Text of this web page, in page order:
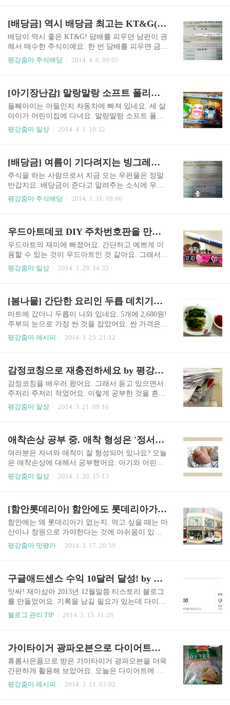
던데...... 저 같은 경우 보유주식이 몇 주 되지 않아
서 주로 오를 때까지 기다리는 편이예요. 그래서인
지 처음 주식을 할 때 가지고 있었던 주식을 6년째
가지고 있네요. 그 덕분인지(?) 예스24배당금을 매
년 받게 되네요. 주당 배당금이 100원 밖에 되지 않
있었으면 해요. 아니면 한 달에 한 두 주..
[배당금] 역시 배당금 최고는 KT&G(케이티엔지) by 평강줌마
배당이 역시 좋은 KT&G! 담배를 피우던 남편이 권
해서 매수한 주식이예요. 한 번 담배를 피우면 금연
이 어렵다고요. KT&G는 망하지 않을 것이라고 하
게 되었어요. 그러다 보니 생각보다 KT&G주식이
팍팍 오르지 않네요. 하지만 배당금으로 계속 꾸준
한 수익을 보여주고 있어서 3% 이상 오르면 팔고
떨어지면 다시 사는 것을 반복하고 있어요. 올해도
한 주당 3,200원의 배당금이 떨어졌어요. 실적은 부
고 하네요. 84주를 보유한 주주로 배당금을 268,800
원 받게..
평강줌마 주식배당 2014. 4. 6. 09:05
[아기장난감] 말랑말랑 소프트 폴리로 신나게 놀아요 by 평강줌마
둘째아이는 아들인지 자동차에 빠져 있네요. 세 살
아이가 어린이집에 다녀요. 말랑말랑 소프트 폴리
에 빠져서 집에도 어린이집 폴리 자동차를 가져오
줄 안다면 엄마보다 폴리가 더 좋다고 할지도 몰라
요. 숙원사업이던 장난감을 홈플러스에 가서 19,80
0 원에 샀어요. 맘 먹고 사주어서 가격비교를 하지
않았어요. 금방 인터넷으로 찾아보니 이 택배비를
해도 이 가격보다 싼 곳이 있네요. 하지만 아들이
겠어요. 첫째 딸의 장난감이 많아 그것으로 놀던 둘
째가 자기 장난감을 ..
평강줌마 일상 2014. 4. 1. 10:32
[배당금] 여름이 기다려지는 빙그레주식 배당금 받았어요 by 평강줌마
주식을 하는 사람으로서 지금 오는 우편물은 정말
반갑지요. 배당금이 준다고 알려주는 소식에 우편
물이 많이 왔으면 좋겠다는 생각을 하게 되요. 어?
몰랐네요. 어제 확인을 해 보니 6350원이 들어왔어
요. 세금을 빼고 들어와서 그런가 봐요. 세금을 빼
도 배당금은 공돈인 것 같아서 기분이 좋네요. 빙그
레 주식은 작년 여름이 한 번 이익을 보고 다시 재
매수했어요. 재매수한 주식이 여름이 끝나갈 때 사
름이 오면 빙그레 주식이 오를 것이라 봐요. 지금부
터 9만..
평강줌마 주식배당 2014. 3. 31. 09:00
우드아트데코 DIY 주차번호판을 만들었어요 by 평강줌마
우드아트의 재미에 빠졌어요. 간단하고 예쁘게 이
용할 수 있는 것이 우드아트인 것 같아요. 그래서
오늘은 주차판을 만들어 보았어요. 우드데코 DIY
완성작을 만들 수 있어요. 나무의 친근함이 마음을
따뜻하게 하네요. 마카펜으로 하면 더 좋은데 마카
펜이 너무 비싸요. 그래서 네임펜 12색과 흰 마카를
이용했어요. 번호가 잘 보이게 하기 위해 번호는 흰
색으로 하고 바깥은 검은색을 사용했어요. 분홍색
눌러주면 되요. 차에 붙일 수 있도록 꽂았어요. 방
향을 착각해..
평강줌마 일상 2014. 3. 29. 14:35
[봄나물] 간단한 요리인 두릅 데치기로 봄의 나른함을 이기세요.
마트에 갔더니 두릅이 나와 있네요. 5개에 2,680원!
주부의 눈으로 가장 싼 것을 잡았어요. 싼 가격은
아니지만 그래도 계절마다 제철음식을 먹어주어야
는 경우도 있더라고요. 2. 두릅 끝과 잎을 다듬어
주세요. 씻어도 없어지지 않는 흙을 칼로 제거했어
요. 3. 물을 끓여주세요. 물을 끓일 때 미리 소금을
아주 조금 넣어주세요. 소금으로 녹색이 더 진하게
나와요. 팔팔 끓으면 두릅을 넣어주세요. 4. 두릅을
자르는 것이 영양소 파괴가 되지 않..
평강줌마 레시피 2014. 3. 25. 21:12
감정코칭으로 재충전하세요 by 평강줌마
감정코칭을 배우러 왔어요. 그래서 듣고 있으면서
주저리 주저리 적었어요. 이렇게 공부한 것을 흔적
으로 남기려고요. 이번 기회에 감정코칭에 대해서
는? 감정색깔은? 나의 감정 맛은? 자신의 에너지 레
벨은?' 감정적 배경음악은 자기가 선정할 수 있다.
**회복탄력성이란? - 스트레스, 도전적 상황, 역경
에 대처하거나 회복하거나 적응할 수 있는 능력 -
스트레스가 쌓이거나 시간과 에너지의 낭비를 막
심장이 다르게 뛴다. 심장이 고르게 뛸 때는 깊게
감사할 때이다. 감사..
평강줌마 일상 2014. 3. 21. 09:16
애착손상 공부 중. 애착 형성은 '정서적 뿌리 내리기'
여러분은 자녀와 애착이 잘 형성되어 있나요? 오늘
은 애착손상에 대해서 공부했어요. 아기와 어린이
는 본래 부모의 돌봄이 필요하다고 해요. 아기는 부
과 애착이 형성되어야 튼튼한 자아를 형성하는 기
반이 다져진다고 해요. 워킹맘으로 우리 아이들과
애착이 잘 되어 있는지 살짝 걱정이 앞서네요. 정서
발달은 0세부터 2세 사이에 형성된다고 해요. 이 시
기에 애착손상을 익으면 아이에게는 훗날 상당히
안하고, 남을 쉽게 신뢰하지 못하고 대인관계를 힘
들어 한다고 해요. 애착형성이..
평강줌마 일상 2014. 3. 20. 15:13
[함안롯데리아] 함안에도 롯데리아가 생겼어요 by 평강줌마
함안에는 왜 롯데리아가 없는지. 먹고 싶을 때는 마
산이나 창원으로 가야한다는 것에 아쉬움이 있었
어요. 옛날에는 롯데리아가 있었다고 했는데... 드
까지 뒹굴뒹굴. 햄버거나 먹자는 남편의 말에 고고
씽! 롯데멤버십 할인카드도 챙겨서. 미스터피자와
엔제리너스 뒤에 떡 하니 롯데리아가 있네요. 주차
할 장소가 많아서 넘 좋네요. 따사로운 봄 햇살이
비추어주네요. 창가에 앉아서 밖을 보면서 가족끼
갔어요. 점심시간이 지났는데도 손님이 제법 있네
요. 손님이 없는 틈을 타서 찰칵 찰칵 사진을..
평강줌마 맛평가 2014. 3. 17. 20:59
구글애드센스 수익 10달러 달성! by 평강줌마
앗싸! 재미삼아 2013년 12월말쯤 티스토리 블로그
를 만들었어요. 기록을 남길 필요가 있는데 다이어
리보다 컴퓨터가 더 편하더라고요. 그래서 개인블
고 하고서는 실제로는 본업에 바빠서 그렇게 하지
못 하네요. 하지만 별 것 아닌 제 블로그에 매일 그
렇게 들어오는 것이 어디인가요? 블로그에 광고를
달 수 있다는 것을 알게 되었어요. 2월 9일날 애드
센스 2차 승인까지 끝이 났어요. 처음에는 잘 몰라
블로그 관리 TIP 2014. 3. 15. 11:26
가이타이거 광파오븐으로 다이어트에 좋은 초간단 하림 닭가슴살구이 냠냠 by 평강줌마
휴롬사은품으로 받은 가이타이거 광파오븐을 더욱
간편하게 활용해 보았어요. 오늘은 다이어트에 좋
은 닭가슴살 구이를 광파오븐을 활용하여서 만들
평강줌마 레시피 2014. 3. 11. 03:02